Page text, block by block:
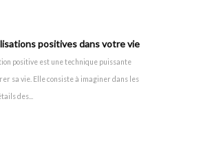
positives dans votre vie
positive est une technique puissante
sa vie. Elle consiste à imaginer dans les
des...